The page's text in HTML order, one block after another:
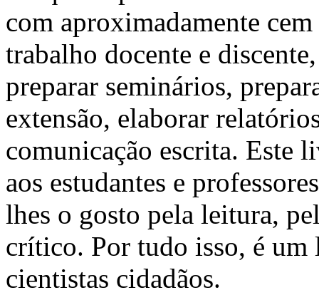
com aproximadamente
trabalho docente e
preparar seminários,
extensão, elaborar
comunicação escrita. Este
aos estudantes e
lhes o gosto pela leitura,
crítico. Por tudo isso, é
cientistas cidadãos.